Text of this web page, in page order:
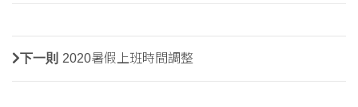
下一則 2020暑假上班時間調整